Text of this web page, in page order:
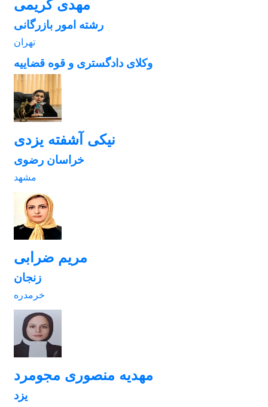
مهدی کریمی
رشته امور بازرگانی
تهران
وکلای دادگستری و قوه قضاییه
نیکی آشفته یزدی
خراسان رضوی
مشهد
مریم ضرابی
زنجان
خرمدره
مهدیه منصوری مجومرد
یزد